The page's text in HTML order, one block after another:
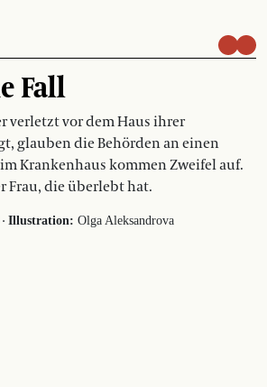
Fall
verletzt vor dem Haus ihrer
glauben die Behörden an einen
Krankenhaus kommen Zweifel auf.
Frau, die überlebt hat.
· Illustration: Olga Aleksandrova